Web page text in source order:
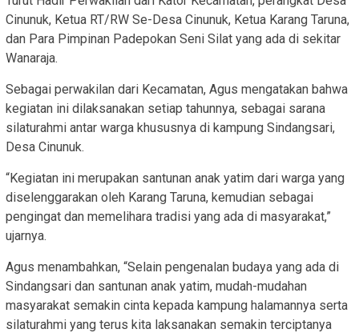
Cinunuk, Ketua RT/RW Se-Desa Cinunuk, Ketua Karang Taruna,
dan Para Pimpinan Padepokan Seni Silat yang ada di sekitar
Wanaraja.
Sebagai perwakilan dari Kecamatan, Agus mengatakan bahwa
kegiatan ini dilaksanakan setiap tahunnya, sebagai sarana
silaturahmi antar warga khususnya di kampung Sindangsari,
Desa Cinunuk.
“Kegiatan ini merupakan santunan anak yatim dari warga yang
diselenggarakan oleh Karang Taruna, kemudian sebagai
pengingat dan memelihara tradisi yang ada di masyarakat,”
ujarnya.
Agus menambahkan, “Selain pengenalan budaya yang ada di
Sindangsari dan santunan anak yatim, mudah-mudahan
masyarakat semakin cinta kepada kampung halamannya serta
silaturahmi yang terus kita laksanakan semakin terciptanya